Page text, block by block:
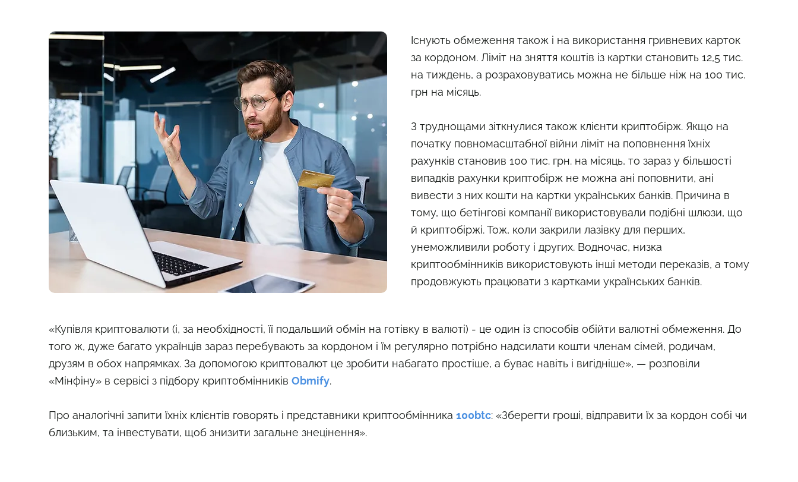
Існують обмеження також і на використання гривневих карток
за кордоном. Ліміт на зняття коштів із картки становить 12,5 тис.
на тиждень, а розраховуватись можна не більше ніж на 100 тис.
грн на місяць.
З труднощами зіткнулися також клієнти криптобірж. Якщо на
початку повномасштабної війни ліміт на поповнення їхніх
рахунків становив 100 тис. грн. на місяць, то зараз у більшості
випадків рахунки криптобірж не можна ані поповнити, ані
вивести з них кошти на картки українських банків. Причина в
тому, що бетінгові компанії використовували подібні шлюзи, що
й криптобіржі. Тож, коли закрили лазівку для перших,
унеможливили роботу і других. Водночас, низка
криптообмінників використовують інші методи переказів, а тому
продовжують працювати з картками українських банків.
«Купівля криптовалюти (і, за необхідності, її подальший обмін на готівку в валюті) - це один із способів обійти валютні обмеження. До
того ж, дуже багато українців зараз перебувають за кордоном і їм регулярно потрібно надсилати кошти членам сімей, родичам,
друзям в обох напрямках. За допомогою криптовалют це зробити набагато простіше, а буває навіть і вигідніше», — розповіли
«Мінфіну» в сервісі з підбору криптобмінників Obmify.
Про аналогічні запити їхніх клієнтів говорять і представники криптообмінника 100btc: «Зберегти гроші, відправити їх за кордон собі чи
близьким, та інвестувати, щоб знизити загальне знецінення».